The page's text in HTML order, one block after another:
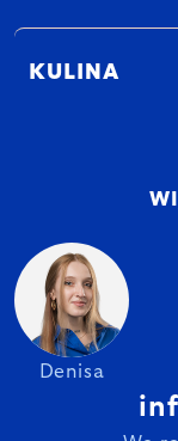
KULINA
Denisa